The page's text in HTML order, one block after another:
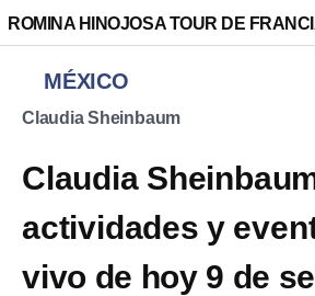
ROMINA HINOJOSA TOUR DE
MÉXICO
Claudia Sheinbaum
Claudia
actividades y
vivo de hoy 9 de